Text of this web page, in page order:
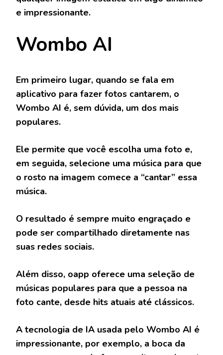
e impressionante.
Wombo AI
Em primeiro lugar, quando se fala em
aplicativo para fazer fotos cantarem, o
Wombo AI é, sem dúvida, um dos mais
populares.
Ele permite que você escolha uma foto e,
em seguida, selecione uma música para que
o rosto na imagem comece a “cantar” essa
música.
O resultado é sempre muito engraçado e
pode ser compartilhado diretamente nas
suas redes sociais.
Além disso, oapp oferece uma seleção de
músicas populares para que a pessoa na
foto cante, desde hits atuais até clássicos.
A tecnologia de IA usada pelo Wombo AI é
impressionante, por exemplo, a boca da